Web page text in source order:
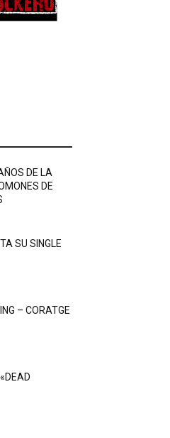
DE LA
DE
SU SINGLE
– CORATGE